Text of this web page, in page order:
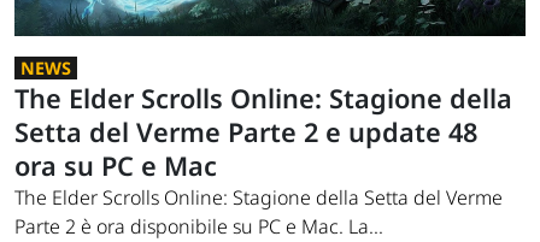
NEWS
The Elder Scrolls Online: Stagione della
Setta del Verme Parte 2 e update 48
ora su PC e Mac
The Elder Scrolls Online: Stagione della Setta del Verme
Parte 2 è ora disponibile su PC e Mac. La...